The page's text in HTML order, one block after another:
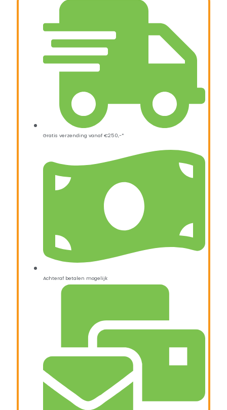
Gratis verzending vanaf €250,-*
Achteraf betalen mogelijk